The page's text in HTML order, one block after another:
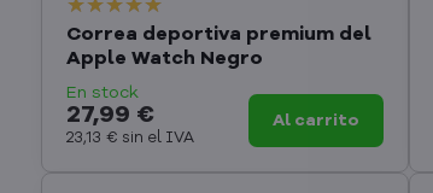
Correa deportiva premium del
Apple Watch Negro
En stock
27,99 €
23,13 € sin el IVA
Al carrito